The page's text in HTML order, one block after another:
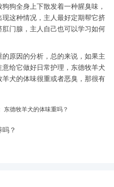
狗全身上下散发着一种腥臭味，
这种情况，主人最好定期帮它挤
门腺，主人自己也可以学习如何
原因的分析，总的来说，如果主
给它做好日常护理，东德牧羊犬
犬的体味很重或者恶臭，那很有
东德牧羊犬的体味重吗？
？